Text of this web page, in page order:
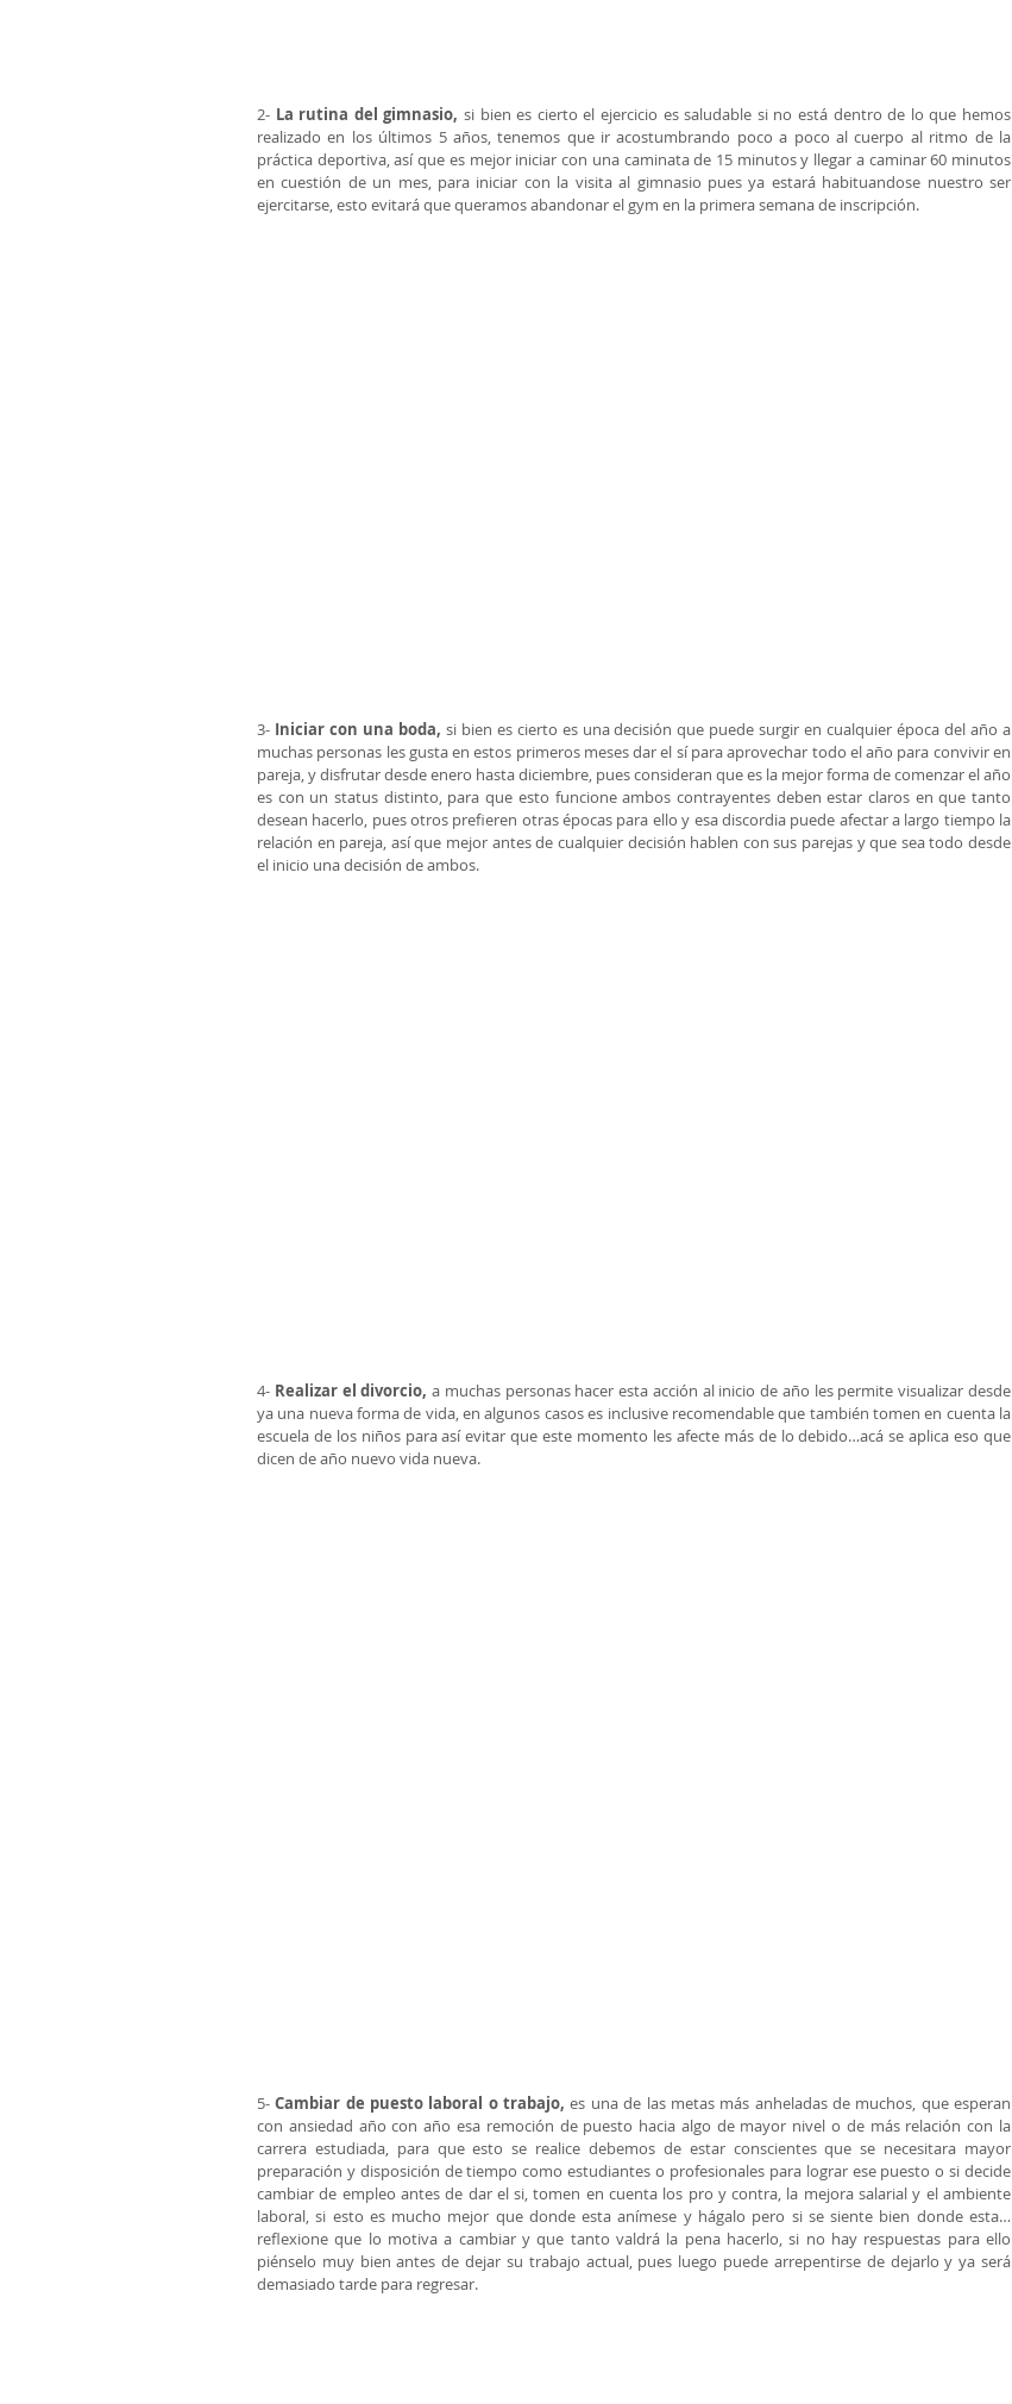
2- La rutina del gimnasio, si bien es cierto el ejercicio es saludable si no está dentro de lo que hemos
realizado en los últimos 5 años, tenemos que ir acostumbrando poco a poco al cuerpo al ritmo de la
práctica deportiva, así que es mejor iniciar con una caminata de 15 minutos y llegar a caminar 60 minutos
en cuestión de un mes, para iniciar con la visita al gimnasio pues ya estará habituandose nuestro ser
ejercitarse, esto evitará que queramos abandonar el gym en la primera semana de inscripción.
3- Iniciar con una boda, si bien es cierto es una decisión que puede surgir en cualquier época del año a
muchas personas les gusta en estos primeros meses dar el sí para aprovechar todo el año para convivir en
pareja, y disfrutar desde enero hasta diciembre, pues consideran que es la mejor forma de comenzar el año
es con un status distinto, para que esto funcione ambos contrayentes deben estar claros en que tanto
desean hacerlo, pues otros prefieren otras épocas para ello y esa discordia puede afectar a largo tiempo la
relación en pareja, así que mejor antes de cualquier decisión hablen con sus parejas y que sea todo desde
el inicio una decisión de ambos.
4- Realizar el divorcio, a muchas personas hacer esta acción al inicio de año les permite visualizar desde
ya una nueva forma de vida, en algunos casos es inclusive recomendable que también tomen en cuenta la
escuela de los niños para así evitar que este momento les afecte más de lo debido…acá se aplica eso que
dicen de año nuevo vida nueva.
5- Cambiar de puesto laboral o trabajo, es una de las metas más anheladas de muchos, que esperan
con ansiedad año con año esa remoción de puesto hacia algo de mayor nivel o de más relación con la
carrera estudiada, para que esto se realice debemos de estar conscientes que se necesitara mayor
preparación y disposición de tiempo como estudiantes o profesionales para lograr ese puesto o si decide
cambiar de empleo antes de dar el si, tomen en cuenta los pro y contra, la mejora salarial y el ambiente
laboral, si esto es mucho mejor que donde esta anímese y hágalo pero si se siente bien donde esta…
reflexione que lo motiva a cambiar y que tanto valdrá la pena hacerlo, si no hay respuestas para ello
piénselo muy bien antes de dejar su trabajo actual, pues luego puede arrepentirse de dejarlo y ya será
demasiado tarde para regresar.